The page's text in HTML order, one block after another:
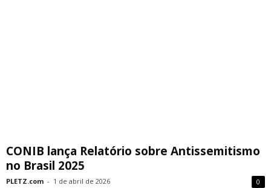
CONIB lança Relatório sobre Antissemitismo
no Brasil 2025
PLETZ.com - 1 de abril de 2026 0